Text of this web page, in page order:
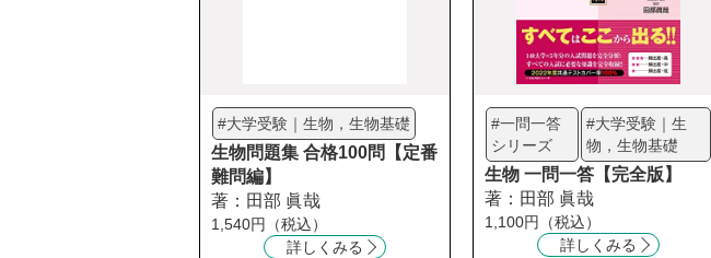
#大学受験｜生物，生物基礎
生物問題集 合格100問【定番
難問編】
著：田部 眞哉
1,540円（税込）
詳しくみる
#一問一答
シリーズ
#大学受験｜生
物，生物基礎
生物 一問一答【完全版】
著：田部 眞哉
1,100円（税込）
詳しくみる